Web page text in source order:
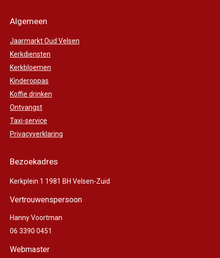
Algemeen
Jaarmarkt Oud Velsen
Kerkdiensten
Kerkbloemen
Kinderoppas
Koffie drinken
Ontvangst
Taxi-service
Privacyverklaring
Bezoekadres
Kerkplein 1 1981 BH Velsen-Zuid
Vertrouwenspersoon
Hanny Voortman
06 3390 0451
Webmaster